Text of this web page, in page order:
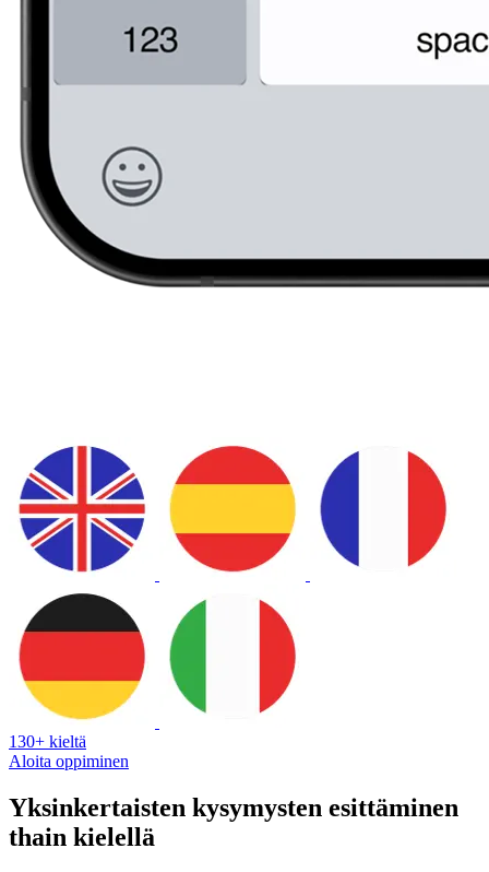
130+ kieltä
Aloita oppiminen
Yksinkertaisten kysymysten esittäminen
thain kielellä